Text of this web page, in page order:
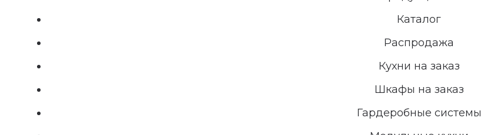
Каталог
Распродажа
Кухни на заказ
Шкафы на заказ
Гардеробные системы